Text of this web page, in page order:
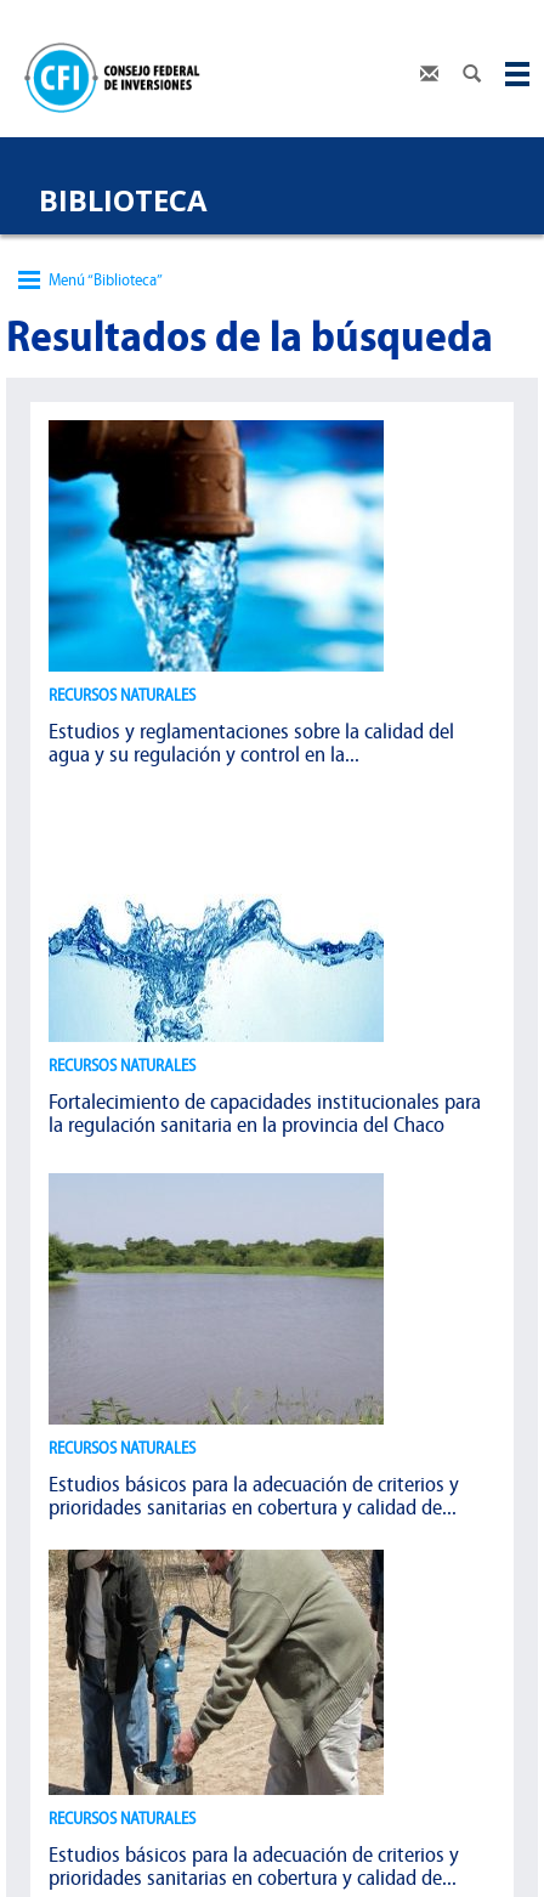
BIBLIOTECA
Menú “Biblioteca”
Resultados de la búsqueda
RECURSOS NATURALES
Estudios y reglamentaciones sobre la calidad del
agua y su regulación y control en la...
RECURSOS NATURALES
Fortalecimiento de capacidades institucionales para
la regulación sanitaria en la provincia del Chaco
RECURSOS NATURALES
Estudios básicos para la adecuación de criterios y
prioridades sanitarias en cobertura y calidad de...
RECURSOS NATURALES
Estudios básicos para la adecuación de criterios y
prioridades sanitarias en cobertura y calidad de...